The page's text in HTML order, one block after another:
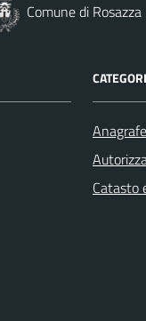
Comune di Rosazza
Catasto